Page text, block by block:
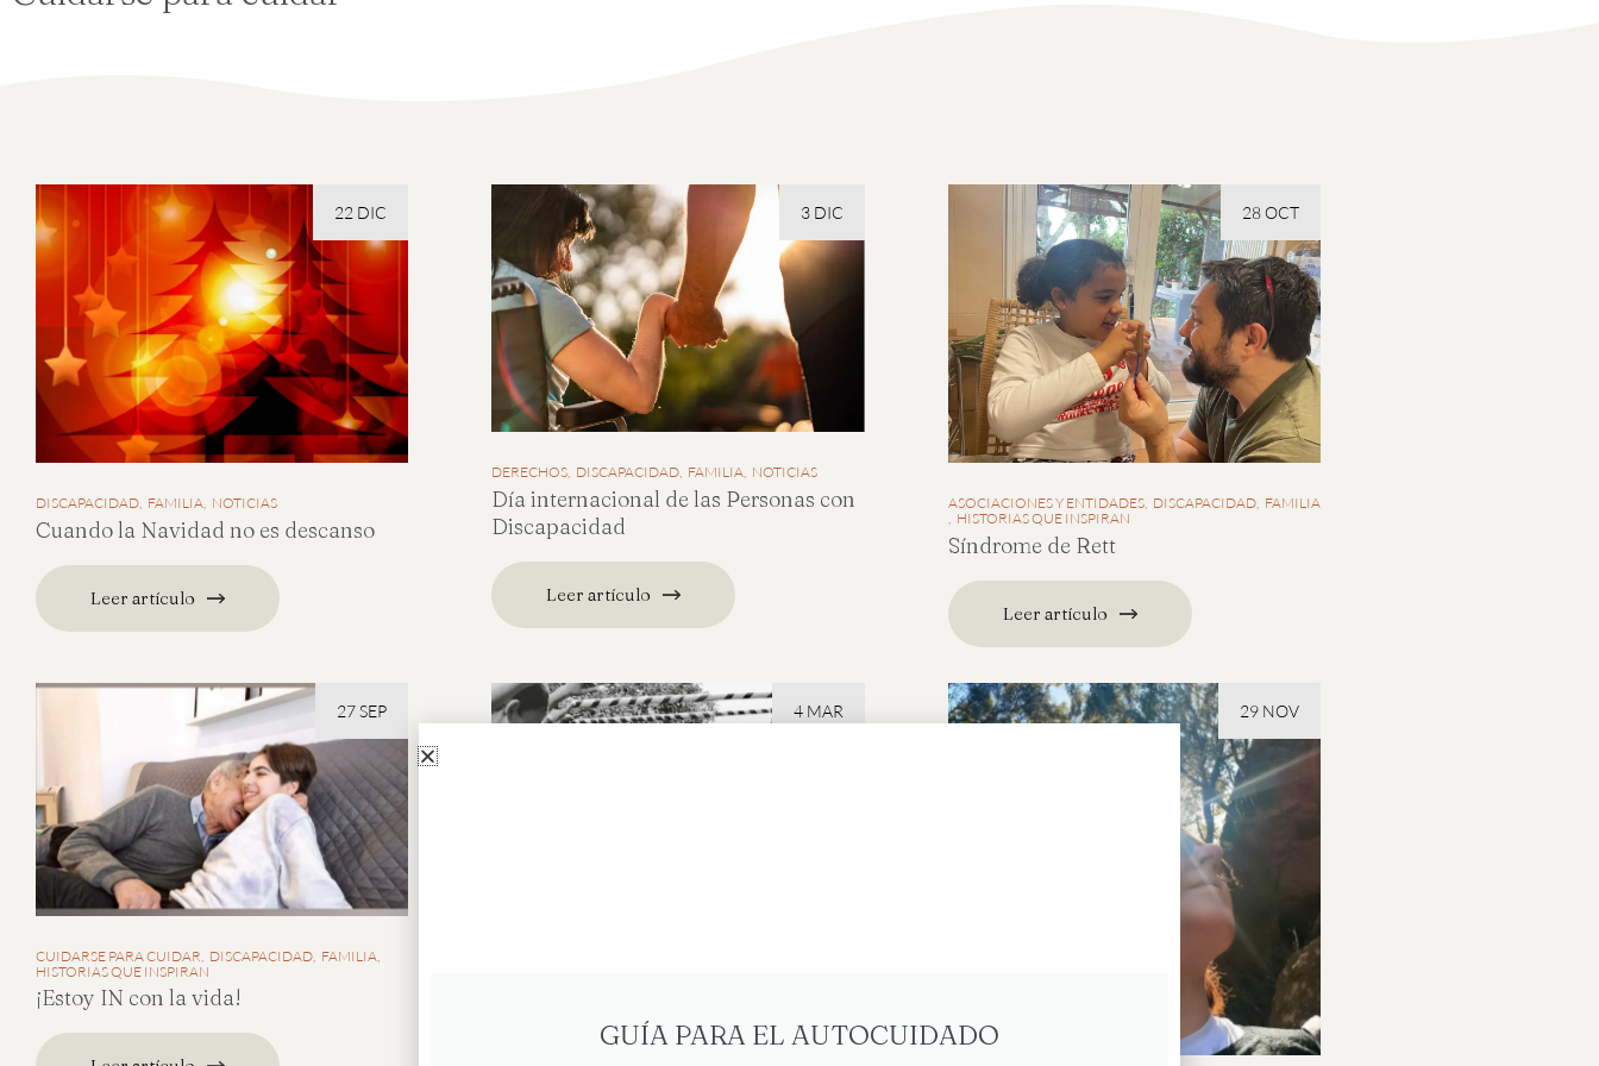
22 DIC
DISCAPACIDAD FAMILIA NOTICIAS
Cuando la Navidad no es descanso
Leer artículo
3 DIC
DERECHOS DISCAPACIDAD FAMILIA NOTICIAS
Día internacional de las Personas con
Discapacidad
Leer artículo
28 OCT
ASOCIACIONES Y ENTIDADES DISCAPACIDAD FAMILIA
HISTORIAS QUE INSPIRAN
Síndrome de Rett
Leer artículo
27 SEP
CUIDARSE PARA CUIDAR DISCAPACIDAD FAMILIA
HISTORIAS QUE INSPIRAN
¡Estoy IN con la vida!
4 MAR 29 NOV
GUÍA PARA EL AUTOCUIDADO